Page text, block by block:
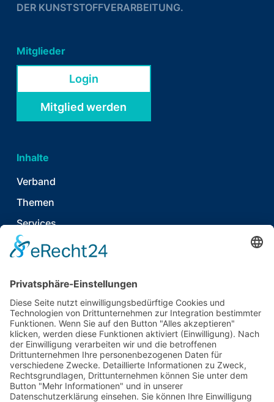
DER KUNSTSTOFFVERARBEITUNG.
Mitglieder
Login
Mitglied werden
Inhalte
Verband
Themen
Services
News & Publikationen
Kontakt
T
06021 920 374 7
E
info@tecpart.de
Auhofstr. 2
63741 Aschaffenburg